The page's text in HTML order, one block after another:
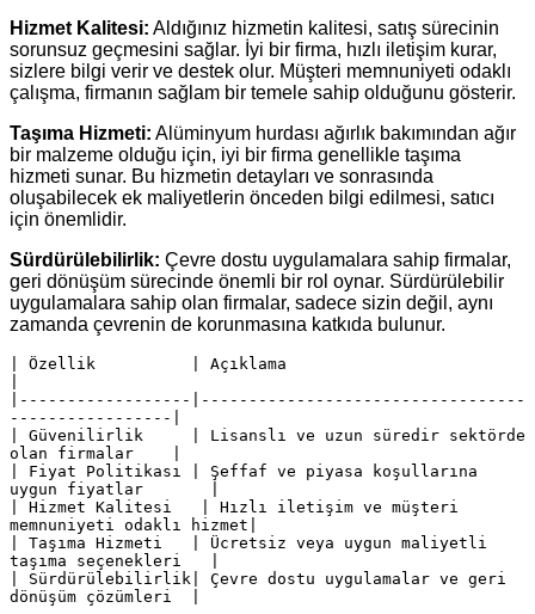
Hizmet Kalitesi: Aldığınız hizmetin kalitesi, satış sürecinin
sorunsuz geçmesini sağlar. İyi bir firma, hızlı iletişim kurar,
sizlere bilgi verir ve destek olur. Müşteri memnuniyeti odaklı
çalışma, firmanın sağlam bir temele sahip olduğunu gösterir.
Taşıma Hizmeti: Alüminyum hurdası ağırlık bakımından ağır
bir malzeme olduğu için, iyi bir firma genellikle taşıma
hizmeti sunar. Bu hizmetin detayları ve sonrasında
oluşabilecek ek maliyetlerin önceden bilgi edilmesi, satıcı
için önemlidir.
Sürdürülebilirlik: Çevre dostu uygulamalara sahip firmalar,
geri dönüşüm sürecinde önemli bir rol oynar. Sürdürülebilir
uygulamalara sahip olan firmalar, sadece sizin değil, aynı
zamanda çevrenin de korunmasına katkıda bulunur.
| Özellik          | Açıklama
|------------------|----------------------------------
-----------------|
| Güvenilirlik     | Lisanslı ve uzun süredir sektörde
olan firmalar    |
| Fiyat Politikası | Şeffaf ve piyasa koşullarına
uygun fiyatlar       |
| Hizmet Kalitesi   | Hızlı iletişim ve müşteri
memnuniyeti odaklı hizmet|
| Taşıma Hizmeti   | Ücretsiz veya uygun maliyetli
taşıma seçenekleri   |
| Sürdürülebilirlik| Çevre dostu uygulamalar ve geri
dönüşüm çözümleri  |